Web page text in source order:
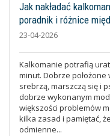
Jak nakładać
poradnik i różnice
23-04-2026
Kalkomanie potrafią
minut. Dobrze położone
srebrzą, marszczą się i
dobrze wykonanym
większości problemów
kilka zasad i pamiętać,
odmienne...